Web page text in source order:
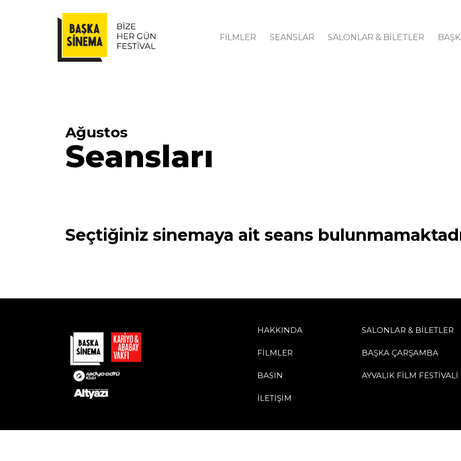
FİLMLER SEANSLAR SALONLAR & BİLETLER
Ağustos
Seansları
Seçtiğiniz sinemaya ait seans
HAKKINDA SALONLAR & BİLETLER
FİLMLER BAŞKA ÇARŞAMBA
BASIN AYVALIK FİLM FESTİVALİ
İLETİŞİM